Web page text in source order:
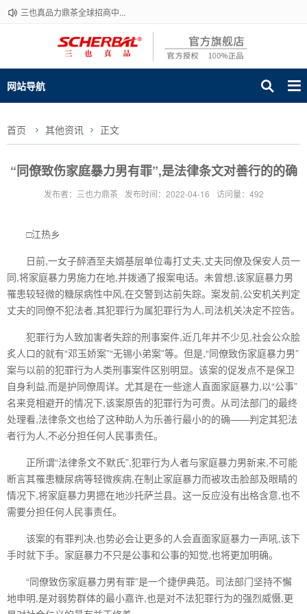
三也真品力鼎茶全球招商中...
网站导航
首页 其他资讯 正文
“同僚致伤家庭暴力男有罪”,是法律条文对善行的的确
发布者：三也力鼎茶 发布时间：2022-04-16 访问量：492
□江热乡
日前,一女子醉酒至夫婿基层单位毒打丈夫,丈夫同僚及保安人员一
同,将家庭暴力男施力在地,并拨通了报案电话。未曾想,该家庭暴力男
罹患较轻微的糖尿病性中风,在交警到达前失踪。案发前,公安机关判定
丈夫的同僚不犯法者,其犯罪行为属犯罪行为人,司法机关决定不控告。
犯罪行为人致加害者失踪的刑事案件,近几年并不少见,社会公众脍
炙人口的就有“邓玉娇案”“无锡小弟案”等。但是,“同僚致伤家庭暴力男”
案与以前的犯罪行为人类刑事案件区别明显。该案的促发点不是保卫
自身利益,而是护同僚周详。尤其是在一些途人直面家庭暴力,以“公事”
名来竞相避开的情况下,该案原告的犯罪行为可贵。从司法部门的最终
处理看,法律条文也给了这种助人为乐善行最小的的确——判定其犯法
者行为人,不必分担任何人民事责任。
正所谓“法律条文不默氏”,犯罪行为人者与家庭暴力男新来,不可能
断言其罹患糖尿病等轻微疾病,在制止家庭暴力而被攻击脸部及眼睛的
情况下,将家庭暴力男摁在地沙托萨兰县。这一反应没有出格含意,也不
需要分担任何人民事责任。
该案的有罪判决,也势必会让更多的人会直面家庭暴力一声吼,该下
手时就下手。家庭暴力不只是公事和公事的知觉,也将更加明确。
“同僚致伤家庭暴力男有罪”是一个捷伊典范。司法部门坚持不懈
地申明,是对弱势群体的最小嘉许,也是对不法犯罪行为的强烈威慑,更